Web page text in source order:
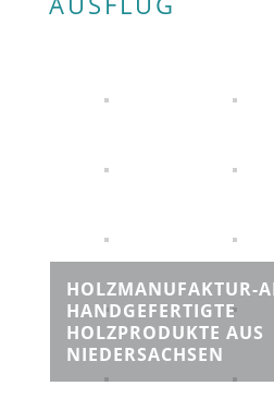
HOLZMANUFAKTUR-
HANDGEFERTIGTE
HOLZPRODUKTE AUS
NIEDERSACHSEN